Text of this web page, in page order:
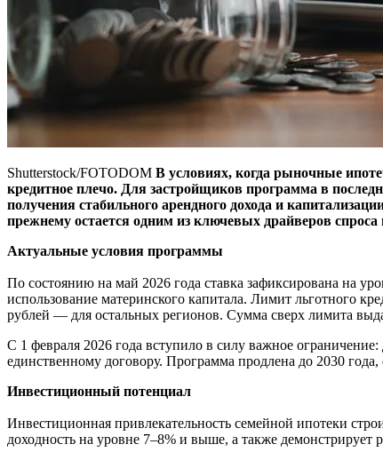
Shutterstock/FOTODOM В условиях, когда рыночные
кредитное плечо. Для застройщиков программа в
получения стабильного арендного дохода и
прежнему остается одним из ключевых драйверов
Актуальные условия программы
По состоянию на май 2026 года ставка зафиксирована на
использование материнского капитала. Лимит льготного
рублей — для остальных регионов. Сумма сверх лимита
С 1 февраля 2026 года вступило в силу важное
единственному договору. Программа продлена до 2030
Инвестиционный потенциал
Инвестиционная привлекательность семейной ипотеки
доходность на уровне 7–8% и выше, а также